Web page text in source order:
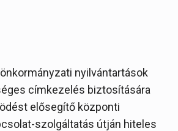
nyilvántartások
címkezelés biztosítására
elősegítő központi
szolgáltatás útján hiteles